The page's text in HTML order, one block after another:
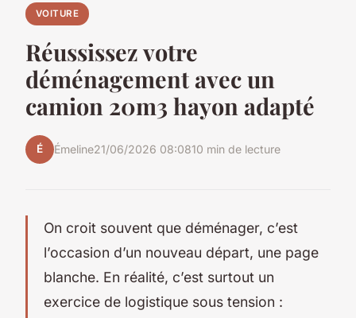
VOITURE
Réussissez votre
déménagement avec un
camion 20m3 hayon adapté
É Émeline21/06/2026 08:0810 min de lecture
On croit souvent que déménager, c’est
l’occasion d’un nouveau départ, une page
blanche. En réalité, c’est surtout un
exercice de logistique sous tension :